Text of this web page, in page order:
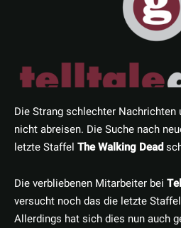
Die Strang schlechter Nachrichten
nicht abreisen. Die Suche nach
letzte Staffel The Walking Dead
Die verbliebenen Mitarbeiter bei
versucht noch das die letzte
Allerdings hat sich dies nun auch